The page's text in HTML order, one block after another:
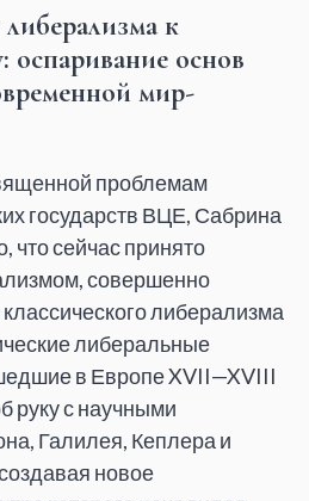
к
оспаривание основ
мир-
проблемам
государств ВЦЕ, Сабрина
что сейчас принято
совершенно
либерализма
либеральные
в Европе XVII—XVIII
руку с научными
Галилея, Кеплера и
новое